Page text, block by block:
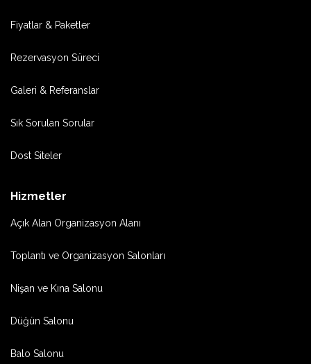
Fiyatlar & Paketler
Rezervasyon Süreci
Galeri & Referanslar
Sık Sorulan Sorular
Dost Siteler
Hizmetler
Açık Alan Organizasyon Alanı
Toplantı ve Organizasyon Salonları
Nişan ve Kına Salonu
Düğün Salonu
Balo Salonu